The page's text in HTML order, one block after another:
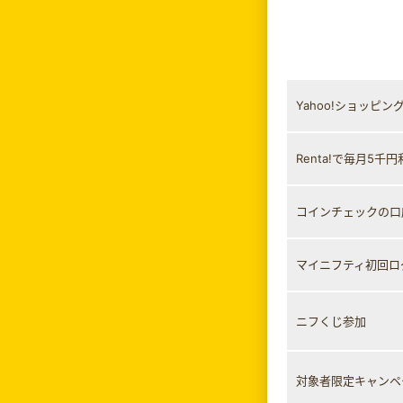
Yahoo!ショッピン
Renta!で毎月5千円
コインチェックの
マイニフティ初回
ニフくじ参加
対象者限定キャン